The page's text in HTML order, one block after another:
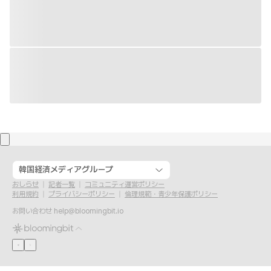
韓国経済メディアグループ
おしらせ 記者一覧
コミュニティ運営ポリシー
利用規約
プライバシーポリシー
倫理規範・青少年保護ポリシー
お問い合わせ help@bloomingbit.io